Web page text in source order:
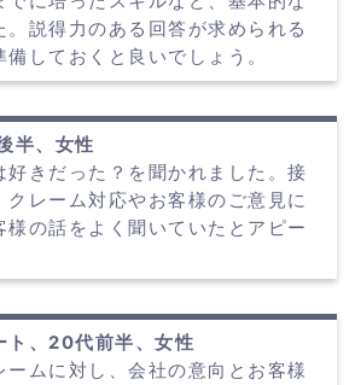
。説得力のある回答が求められる
しておくと良いでしょう。
半、女性
好きだった？を聞かれました。接
クレーム対応やお客様のご意見に
様の話をよく聞いていたとアピー
ト、20代前半、女性
ームに対し、会社の意向とお客様